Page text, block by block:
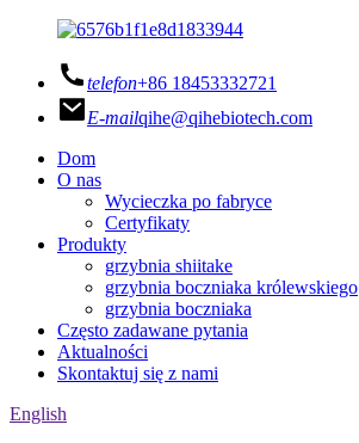
telefon+86 18453332721
E-mailqihe@qihebiotech.com
Dom
O nas
Wycieczka po fabryce
Certyfikaty
Produkty
grzybnia shiitake
grzybnia boczniaka królewskiego
grzybnia boczniaka
Często zadawane pytania
Aktualności
Skontaktuj się z nami
English